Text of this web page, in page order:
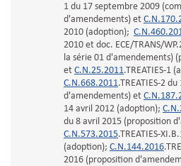
1 du 17 septembre 2009
d'amendements) et
2010 (adoption);
2010 et doc. ECE/TRANS/
la série 01 d'amendements)
et C.N.25.2011.TREATIES-1
C.N.668.2011.TREATIES-2
d'amendements) et
14 avril 2012 (adoption);
du 8 avril 2015 (proposition
C.N.573.2015.TREATIES-
(adoption); C.N.144.2016
2016 (proposition